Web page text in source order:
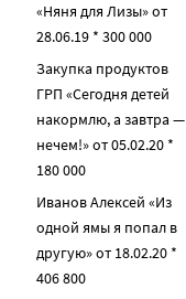
«Няня для Лизы» от
28.06.19 * 300 000
Закупка продуктов
ГРП «Сегодня детей
накормлю, а завтра —
нечем!» от 05.02.20 *
180 000
Иванов Алексей «Из
одной ямы я попал в
другую» от 18.02.20 *
406 800